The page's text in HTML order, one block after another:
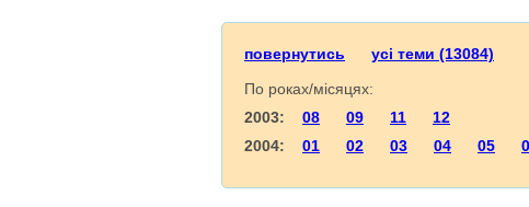
повернутись
усі теми (13084)
По роках/місяцях:
2003: 08 09 11
12
2004: 01 02 03 04 05